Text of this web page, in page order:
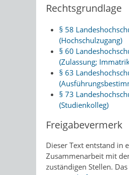
Rechtsgrundlage
§ 58
(Hochschulzugang)
§ 60
(Zulassung;
§ 63
§ 73
(Studienkolleg)
Freigabevermerk
Dieser Text entstand in
Zusammenarbeit mit
zuständigen Stellen. Das